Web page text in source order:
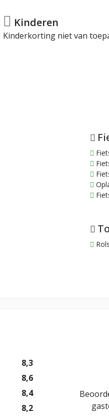
Kinderen
Kinderkorting niet van
8,3
8,6
8,4
8,2